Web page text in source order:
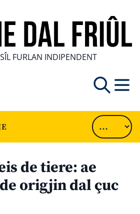
FURLAN INDIPENDENT
de tiere: ae
origjin dal çuc